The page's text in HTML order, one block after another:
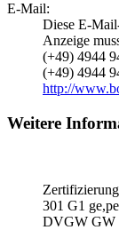
E-Mail:
Diese E-
Anzeige
(+49) 4944
(+49) 4944
http://
Weitere
301 G1
DVGW GW